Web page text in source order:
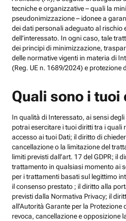
tecniche e organizzative – quali la
pseudonimizzazione – idonee a
dei dati personali adeguato al rischio
dell’interessato. In ogni caso, tale
dei principi di minimizzazione,
delle normative vigenti in materia di
(Reg. UE n. 1689/2024) e protezione
Quali sono i
In qualità di Interessato, ai sensi degli
potrai esercitare i tuoi diritti tra i quali
accesso ai tuoi Dati; il diritto di
cancellazione o la limitazione del
limiti previsti dall’art. 17 del GDPR; il
trattamento in qualsiasi momento ai
per i trattamenti basati sul legittimo
il consenso prestato ; il diritto alla
previsti dalla Normativa Privacy; il
all’Autorità Garante per la Protezione
revoca, cancellazione e opposizione